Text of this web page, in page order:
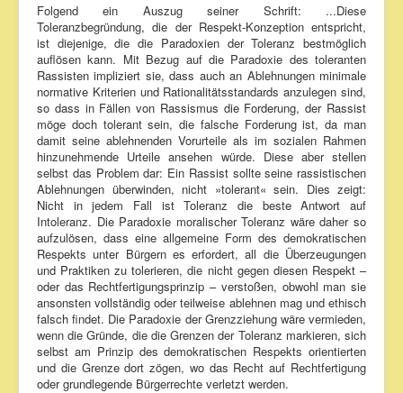
Folgend ein Auszug seiner Schrift: ...Diese
Toleranzbegründung, die der Respekt-Konzeption entspricht,
ist diejenige, die die Paradoxien der Toleranz bestmöglich
auflösen kann. Mit Bezug auf die Paradoxie des toleranten
Rassisten impliziert sie, dass auch an Ablehnungen minimale
normative Kriterien und Rationalitätsstandards anzulegen sind,
so dass in Fällen von Rassismus die Forderung, der Rassist
möge doch tolerant sein, die falsche Forderung ist, da man
damit seine ablehnenden Vorurteile als im sozialen Rahmen
hinzunehmende Urteile ansehen würde. Diese aber stellen
selbst das Problem dar: Ein Rassist sollte seine rassistischen
Ablehnungen überwinden, nicht »tolerant« sein. Dies zeigt:
Nicht in jedem Fall ist Toleranz die beste Antwort auf
Intoleranz. Die Paradoxie moralischer Toleranz wäre daher so
aufzulösen, dass eine allgemeine Form des demokratischen
Respekts unter Bürgern es erfordert, all die Überzeugungen
und Praktiken zu tolerieren, die nicht gegen diesen Respekt –
oder das Rechtfertigungsprinzip – verstoßen, obwohl man sie
ansonsten vollständig oder teilweise ablehnen mag und ethisch
falsch findet. Die Paradoxie der Grenzziehung wäre vermieden,
wenn die Gründe, die die Grenzen der Toleranz markieren, sich
selbst am Prinzip des demokratischen Respekts orientierten
und die Grenze dort zögen, wo das Recht auf Rechtfertigung
oder grundlegende Bürgerrechte verletzt werden.